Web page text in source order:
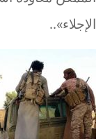
الإجلاء»..